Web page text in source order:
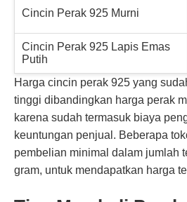
Cincin Perak 925 Murni
Cincin Perak 925 Lapis Emas
Putih
Harga cincin perak 925 yang
tinggi dibandingkan harga perak
karena sudah termasuk biaya
keuntungan penjual. Beberapa
pembelian minimal dalam jumlah
gram, untuk mendapatkan harga